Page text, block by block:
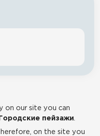
on our site you can
пейзажи
on the site you